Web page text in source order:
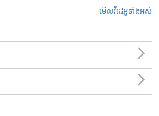
មើល​វីដេអូ​ទាំង​អស់